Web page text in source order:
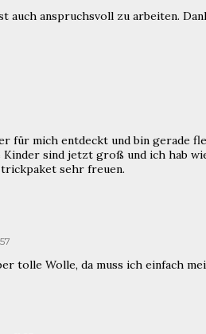
auch anspruchsvoll zu arbeiten.
für mich entdeckt und bin gerade
Kinder sind jetzt groß und ich hab
sehr freuen.
tolle Wolle, da muss ich einfach